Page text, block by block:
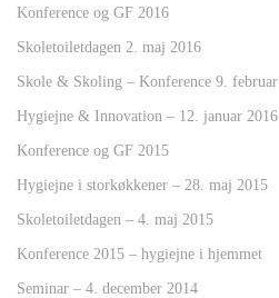
Konference og GF 2016
Skoletoiletdagen 2. maj 2016
Skole & Skoling – Konference 9. februar
Hygiejne & Innovation – 12. januar 2016
Konference og GF 2015
Hygiejne i storkøkkener – 28. maj 2015
Skoletoiletdagen – 4. maj 2015
Konference 2015 – hygiejne i hjemmet
Seminar – 4. december 2014